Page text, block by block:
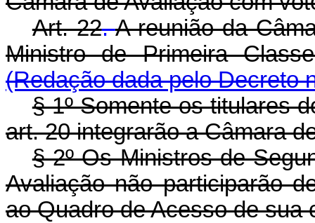
Art. 22.A reunião da
Ministro de Primeira
(Redação dada pelo Decreto
§ 1º Somente os titulares
art. 20 integrarão a Câmara
§ 2º Os Ministros de
Avaliação não participarão
ao Quadro de Acesso de sua